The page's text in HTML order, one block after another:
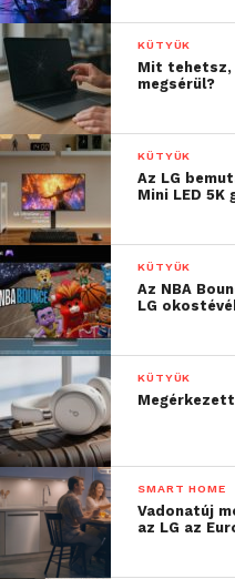
KÜTYÜK
Mit tehetsz,
megsérül?
KÜTYÜK
Az LG
Mini LED
KÜTYÜK
Az NBA
LG
KÜTYÜK
SMART HOME
Vadonatúj
az LG az